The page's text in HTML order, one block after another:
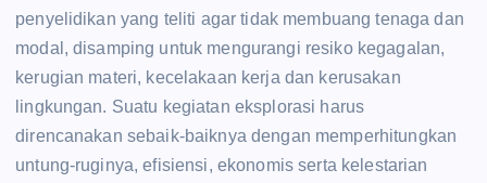
penyelidikan yang teliti agar tidak membuang tenaga dan
modal, disamping untuk mengurangi resiko kegagalan,
kerugian materi, kecelakaan kerja dan kerusakan
lingkungan. Suatu kegiatan eksplorasi harus
direncanakan sebaik-baiknya dengan memperhitungkan
untung-ruginya, efisiensi, ekonomis serta kelestarian